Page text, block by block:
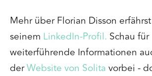
Mehr über Florian Disson
seinem LinkedIn-Profil. Schau für
weiterführende Informationen
derWebsite von Solita vorbei -